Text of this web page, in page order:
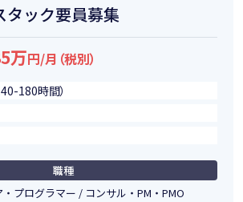
タック要員募集
万円/月（税別）
180時間）
職種
プログラマー / コンサル・PM・PMO